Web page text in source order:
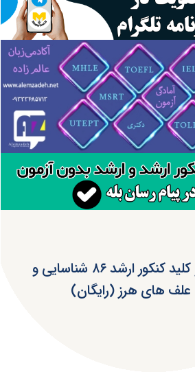
دانلود سوالات و کلید کنکور ارشد ۸۶ شناسایی و
علف‌ های هرز (رایگان)